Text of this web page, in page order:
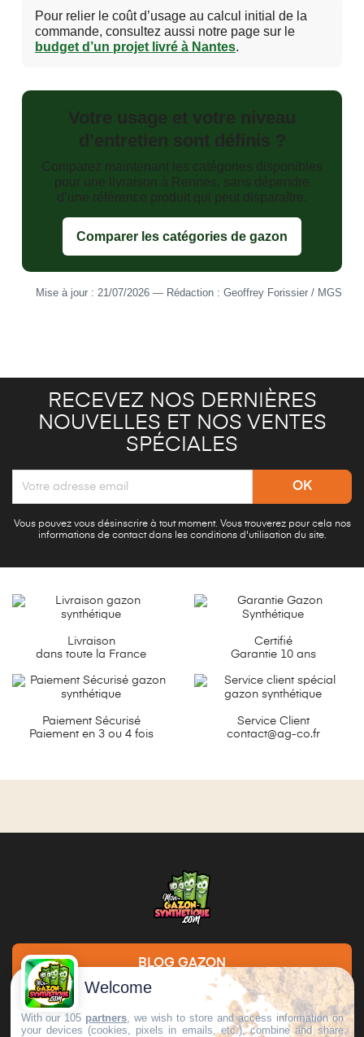
Pour relier le coût d’usage au calcul initial de la
commande, consultez aussi notre page sur le
budget d’un projet livré à Nantes.
Votre usage et votre niveau
d’entretien sont définis ?
Comparez maintenant les catégories disponibles
pour une livraison à Rennes, sans dépendre
d’une référence produit qui peut disparaître.
Comparer les catégories de gazon
Mise à jour : 21/07/2026 — Rédaction : Geoffrey Forissier / MGS
RECEVEZ NOS DERNIÈRES
NOUVELLES ET NOS VENTES
SPÉCIALES
Vous pouvez vous désinscrire à tout moment. Vous trouverez pour cela nos
informations de contact dans les conditions d'utilisation du site.
Livraison
dans toute la France
Certifié
Garantie 10 ans
Paiement Sécurisé
Paiement en 3 ou 4 fois
Service Client
contact@ag-co.fr
BLOG GAZON
DEMANDE DE DEVIS
Welcome
With our 105 partners , we wish to store and access information on
your devices (cookies, pixels in emails, etc.), combine and share